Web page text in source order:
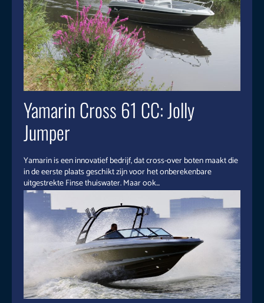
Yamarin Cross 61 CC: Jolly
Jumper
Yamarin is een innovatief bedrijf, dat cross-over boten maakt die
in de eerste plaats geschikt zijn voor het onberekenbare
uitgestrekte Finse thuiswater. Maar ook...